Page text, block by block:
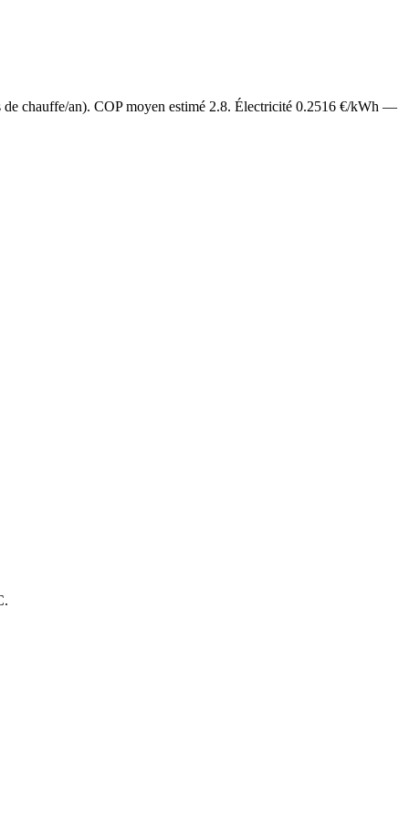
chauffe/an). COP moyen estimé 2.8. Électricité 0.2516 €/kWh —